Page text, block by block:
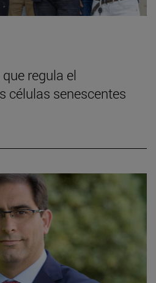
regula el
células senescentes